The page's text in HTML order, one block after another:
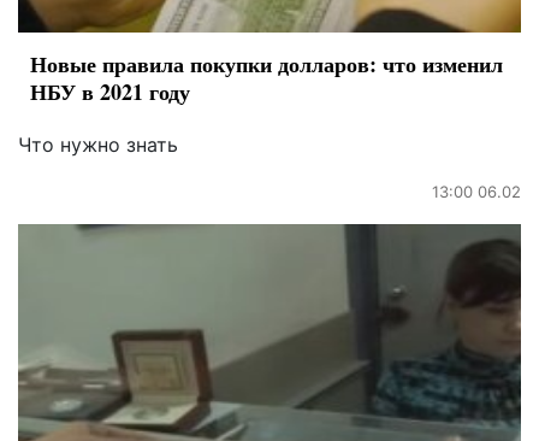
Новые правила покупки долларов: что изменил
НБУ в 2021 году
Что нужно знать
13:00 06.02